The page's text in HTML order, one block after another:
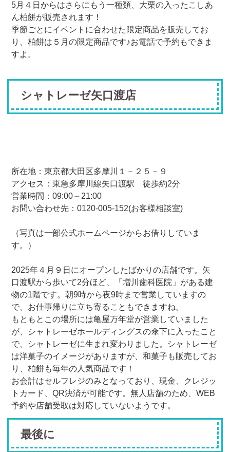
5月４日からはさらにもう一種類、大栗の入ったこしあ
ん柏餅が販売されます！
季節ごとにイベントに合わせた限定商品を販売してお
り、柏餅は５月の限定商品です♪お電話で予約もできま
すよ。
シャトレーゼ矢口渡店
所在地：東京都大田区多摩川１－２５－９
アクセス：東急多摩川線矢口渡駅 徒歩約2分
営業時間：09:00～21:00
お問い合わせ先：0120-005-152(お客様相談室)
（写真は一部公式ホームページからお借りしていま
す。）
2025年４月９日にオープンしたばかりの店舗です。矢
口渡駅から歩いて2分ほど、「増川歯科医院」がある建
物の1階です。朝9時から夜9時まで営業していますの
で、お仕事帰りに立ち寄ることもできますね。
もともとこの場所には亀屋万年堂が営業していました
が、シャトレーゼホールディングスの傘下に入ったこと
で、シャトレーゼに生まれ変わりました。シャトレーゼ
は洋菓子のイメージがありますが、和菓子も販売してお
り、柏餅も毎年の人気商品です！
お会計はセルフレジのみとなっており、現金、クレジッ
トカード、QR決済が可能です。無人店舗のため、WEB
予約や店舗受取は対応していないようです。
最後に